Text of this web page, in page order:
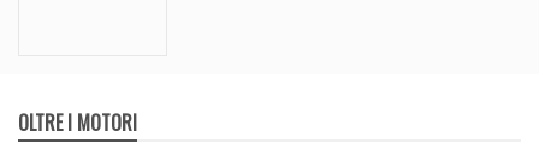
OLTRE I MOTORI